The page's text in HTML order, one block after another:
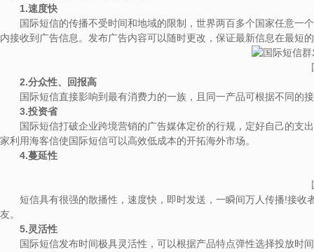
1.速度快
国际短信的传播不受时间和地域的限制，世界两百多个国家任意一
内接收到广告信息。发布广告内容可以随时更改，保证最新信息在最短
2.分众性、回报高
国际短信直接影响到最有消费力的一族，且同一产品可根据不同的
3.投资省
国际短信打破企业跨境营销的广告媒体定价的行规，定好自己的支
家利用海客信使国际短信可以高效低成本的开拓海外市场。
4.蔓延性
短信具有很强的散播性，速度快，即时发送，一瞬间万人传播!接收
友。
5.灵活性
国际短信发布时间极具灵活性，可以根据产品特点弹性选择投放时